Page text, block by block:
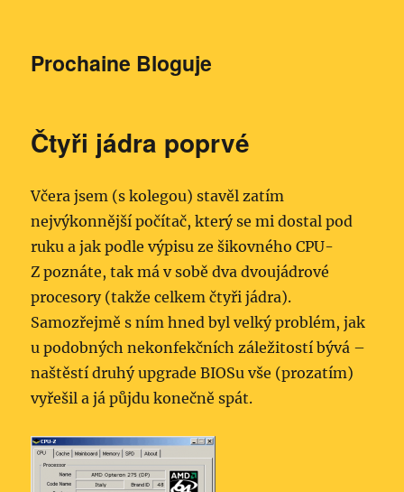
Prochaine Bloguje
Čtyři jádra poprvé
Včera jsem (s kolegou) stavěl zatím
nejvýkonnější počítač, který se mi dostal pod
ruku a jak podle výpisu ze šikovného CPU-
Z poznáte, tak má v sobě dva dvoujádrové
procesory (takže celkem čtyři jádra).
Samozřejmě s ním hned byl velký problém, jak
u podobných nekonfekčních záležitostí bývá –
naštěstí druhý upgrade BIOSu vše (prozatím)
vyřešil a já půjdu konečně spát.